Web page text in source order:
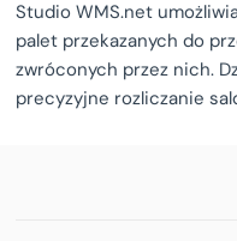
Studio WMS.net
palet przekazanych do
zwróconych przez nich.
precyzyjne rozliczanie